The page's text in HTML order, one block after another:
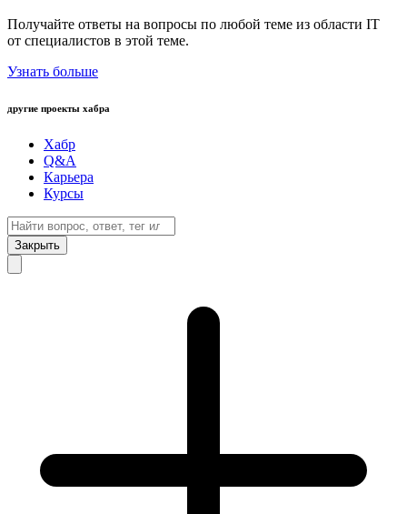
Получайте ответы на вопросы по любой теме из области IT
от специалистов в этой теме.
Узнать больше
другие проекты хабра
Хабр
Q&A
Карьера
Курсы
Закрыть